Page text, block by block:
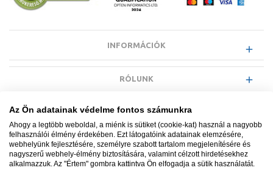
INFORMÁCIÓK
RÓLUNK
EGYÉB INFORMÁCIÓK
VÁSÁRLÓI INFORMÁCIÓK
Az Ön adatainak védelme fontos számunkra
Ahogy a legtöbb weboldal, a miénk is sütiket (cookie-kat) használ a nagyobb
felhasználói élmény érdekében. Ezt látogatóink adatainak elemzésére,
webhelyünk fejlesztésére, személyre szabott tartalom megjelenítésére és
nagyszerű webhely-élmény biztosítására, valamint célzott hirdetésekhez
alkalmazzuk. Az "Értem" gombra kattintva Ön elfogadja a sütik használatát.